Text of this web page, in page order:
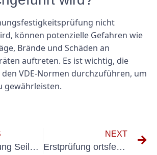
nicht
können potenzielle Gefahren wie
Brände und Schäden an
auftreten. Es ist wichtig, die
VDE-Normen durchzuführen, um
gewährleisten.
UVV-Prüfung Seilwinde
NEXT
Erstprüfung ortsfester elektrischer Betriebsmittel